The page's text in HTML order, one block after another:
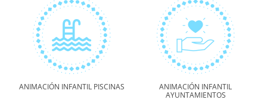
ANIMACIÓN INFANTIL PISCINAS
ANIMACIÓN INFANTIL
AYUNTAMIENTOS